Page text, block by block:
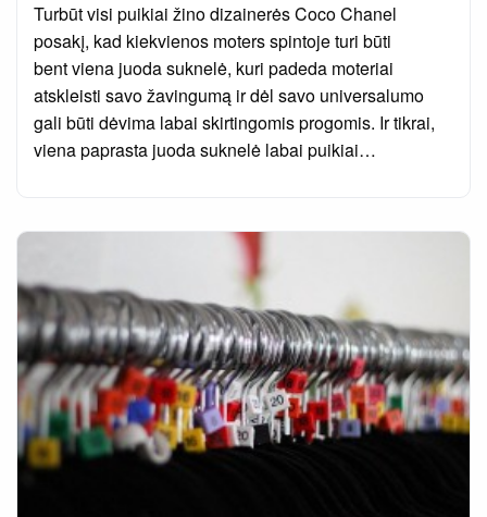
Turbūt visi puikiai žino dizainerės Coco Chanel
posakį, kad kiekvienos moters spintoje turi būti
bent viena juoda suknelė, kuri padeda moteriai
atskleisti savo žavingumą ir dėl savo universalumo
gali būti dėvima labai skirtingomis progomis. Ir tikrai,
viena paprasta juoda suknelė labai puikiai…